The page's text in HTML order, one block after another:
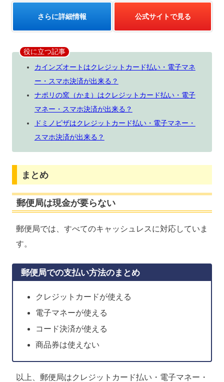
さらに詳細情報 公式サイトで見る
役に立つ記事
カインズオートはクレジットカード払い・電子マネ
ー・スマホ決済が出来る？
ナポリの窯（かま）はクレジットカード払い・電子
マネー・スマホ決済が出来る？
ドミノピザはクレジットカード払い・電子マネー・
スマホ決済が出来る？
まとめ
郵便局は現金が要らない
郵便局では、すべてのキャッシュレスに対応していま
す。
郵便局での支払い方法のまとめ
クレジットカードが使える
電子マネーが使える
コード決済が使える
商品券は使えない
以上、郵便局はクレジットカード払い・電子マネー・